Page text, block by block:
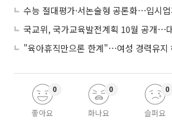
좋아요
0
화나요
0
슬퍼요
0